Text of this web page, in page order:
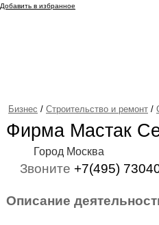
Добавить в избранное
Бизнес / Строительство и ремонт /
Фирма Мастак
Город Москва
Звоните +7(495)
Описание